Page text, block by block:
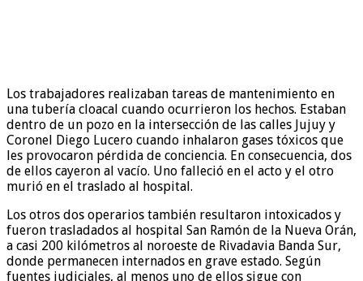
Los trabajadores realizaban tareas de mantenimiento en
una tubería cloacal cuando ocurrieron los hechos. Estaban
dentro de un pozo en la intersección de las calles Jujuy y
Coronel Diego Lucero cuando inhalaron gases tóxicos que
les provocaron pérdida de conciencia. En consecuencia, dos
de ellos cayeron al vacío. Uno falleció en el acto y el otro
murió en el traslado al hospital.
Los otros dos operarios también resultaron intoxicados y
fueron trasladados al hospital San Ramón de la Nueva Orán,
a casi 200 kilómetros al noroeste de Rivadavia Banda Sur,
donde permanecen internados en grave estado. Según
fuentes judiciales, al menos uno de ellos sigue con